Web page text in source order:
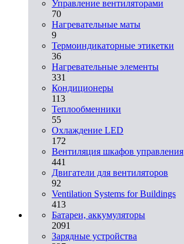
Управление вентиляторами
70
Нагревательные маты
9
Термоиндикаторные этикетки
36
Нагревательные элементы
331
Кондиционеры
113
Теплообменники
55
Охлаждение LED
172
Вентиляция шкафов управления
441
Двигатели для вентиляторов
92
Ventilation Systems for Buildings
413
Батареи, аккумуляторы
2091
Зарядные устройства